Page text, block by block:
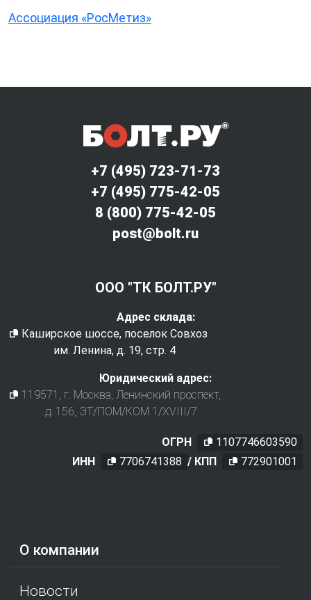
Ассоциация «РосМетиз»
О компании
Новости
+7 (495) 723-71-73
+7 (495) 775-42-05
8 (800) 775-42-05
post@bolt.ru
ООО "ТК БОЛТ.РУ"
Адрес склада:
Каширское шоссе, поселок Совхоз
им. Ленина, д. 19, стр. 4
Юридический адрес:
119571 , г. Москва, Ленинский проспект,
д. 156, ЭТ/ПОМ/КОМ 1/XVIII/7
ОГРН
1107746603590
ИНН
7706741388 / КПП 772901001